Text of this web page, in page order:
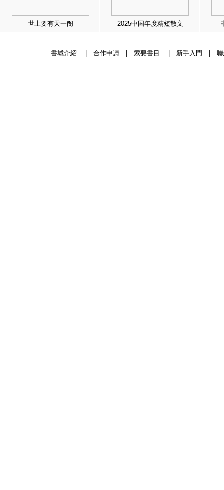
世上要有天一阁 2025中国年度精短散文
書城介紹 合作申請| 索要書目 新手入門